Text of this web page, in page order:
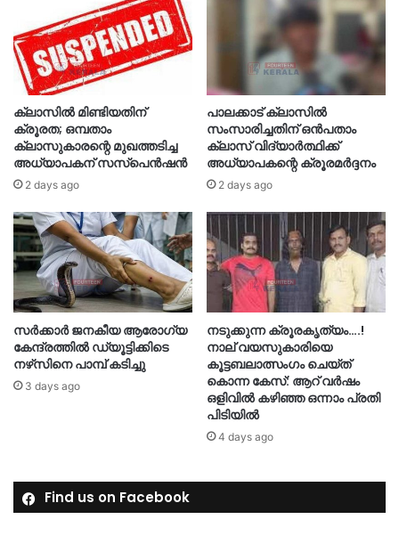
ക്ലാസിൽ മിണ്ടിയതിന്
ക്രൂരത; ഒമ്പതാം
ക്ലാസുകാരന്റെ മുഖത്തടിച്ച
അധ്യാപകന് സസ്പെൻഷൻ
2 days ago
പാലക്കാട് ക്ലാസിൽ
സംസാരിച്ചതിന് ഒൻപതാം
ക്ലാസ് വിദ്യാർത്ഥിക്ക്
അധ്യാപകന്റെ ക്രൂരമർദ്ദനം
2 days ago
സർക്കാർ ജനകീയ ആരോഗ്യ
കേന്ദ്രത്തിൽ ഡ്യൂട്ടിക്കിടെ
നഴ്‌സിനെ പാമ്പ് കടിച്ചു
3 days ago
നടുക്കുന്ന ക്രൂരകൃത്യം….!
നാല് വയസുകാരിയെ
കൂട്ടബലാത്സംഗം ചെയ്ത്
കൊന്ന കേസ്: ആറ് വർഷം
ഒളിവിൽ കഴിഞ്ഞ ഒന്നാം പ്രതി
പിടിയിൽ
4 days ago
Find us on Facebook